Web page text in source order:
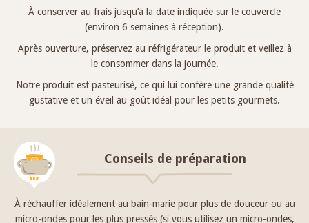
À conserver au frais jusqu’à la date indiquée sur le couvercle
(environ 6 semaines à réception).
Après ouverture, préservez au réfrigérateur le produit et veillez à
le consommer dans la journée.
Notre produit est pasteurisé, ce qui lui confère une grande qualité
gustative et un éveil au goût idéal pour les petits gourmets.
Conseils de préparation
À réchauffer idéalement au bain-marie pour plus de douceur ou au
micro-ondes pour les plus pressés (si vous utilisez un micro-ondes,